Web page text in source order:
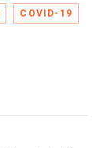
COVID-19